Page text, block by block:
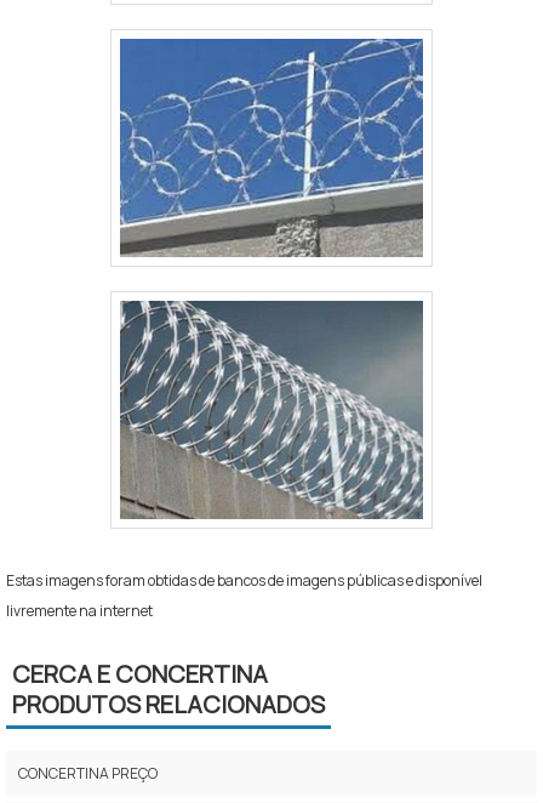
Estas imagens foram obtidas de bancos de imagens públicas e disponível
livremente na internet
CERCA E CONCERTINA
PRODUTOS RELACIONADOS
CONCERTINA PREÇO